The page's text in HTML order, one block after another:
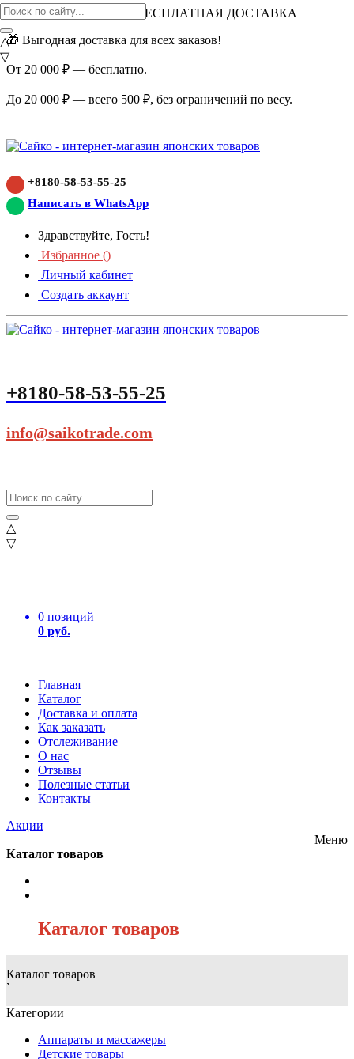
ВНИМАНИЕ АКЦИЯ!
БЕСПЛАТНАЯ ДОСТАВКА
🎁 Выгодная доставка для всех заказов!
От 20 000 ₽ — бесплатно.
До 20 000 ₽ — всего 500 ₽, без ограничений по весу.
+8180-58-53-55-25
Написать в WhatsApp
Здравствуйте, Гость!
Избранное ()
Личный кабинет
Создать аккаунт
+8180-58-53-55-25
info@saikotrade.com
△
▽
0 позиций
0 руб.
Главная
Каталог
Доставка и оплата
Как заказать
Отслеживание
О нас
Отзывы
Полезные статьи
Контакты
Акции
△
▽
Меню
Каталог товаров
Каталог товаров
Каталог товаров
`
Категории
Аппараты и массажеры
Детские товары